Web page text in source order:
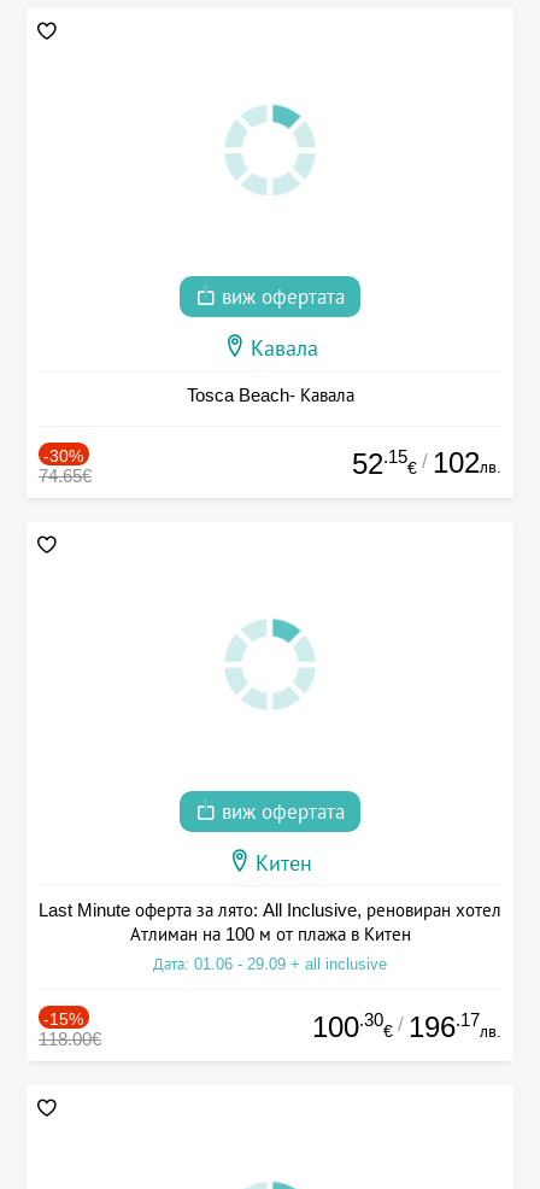
виж офертата
Кавала
Tosca Beach- Кавала
-30%
74.65€ 52.15
€ / 102лв.
виж офертата
Китен
Last Minute оферта за лято: All Inclusive, реновиран хотел
Атлиман на 100 м от плажа в Китен
Дата: 01.06 - 29.09 + all inclusive
-15%
118.00€ 100.30
€ / 196.17
лв.